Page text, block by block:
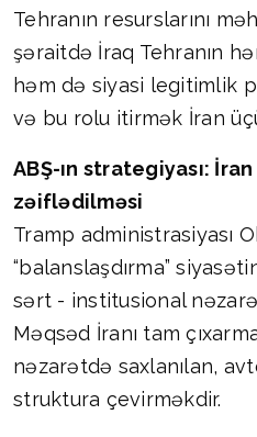
Tehranın resurslarını
şəraitdə İraq Tehranın
həm də siyasi legitimlik
və bu rolu itirmək İran
ABŞ-ın strategiyası:
zəiflədilməsi
Tramp administrasiyası
“balanslaşdırma”
sərt - institusional
Məqsəd İranı tam
nəzarətdə saxlanılan,
struktura çevirməkdir.